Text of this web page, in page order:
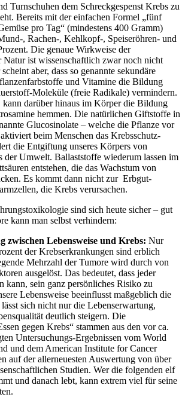
Turnschuhen dem Schreckgespenst Krebs zu
Bereits mit der einfachen Formel „fünf
pro Tag“ (mindestens 400 Gramm)
, Rachen-, Kehlkopf-, Speiseröhren- und
Die genaue Wirkweise der
Natur ist wissenschaftlich zwar noch nicht
aber, dass so genannte sekundäre
und Vitamine die Bildung
Moleküle (freie Radikale) vermindern.
darüber hinaus im Körper die Bildung
hemmen. Die natürlichen Giftstoffe in
Glucosinolate – welche die Pflanze vor
beim Menschen das Krebsschutz-
die Entgiftung unseres Körpers von
der Umwelt. Ballaststoffe wiederum lassen im
entstehen, die das Wachstum von
Es kommt dann nicht zur Erbgut-
die Krebs verursachen.
sind sich heute sicher – gut
kann man selbst verhindern:
zwischen Lebensweise und Krebs: Nur
der Krebserkrankungen sind erblich
Mehrzahl der Tumore wird durch von
ausgelöst. Das bedeutet, dass jeder
kann, sein ganz persönliches Risiko zu
Lebensweise beeinflusst maßgeblich die
sich nicht nur die Lebenserwartung,
deutlich steigern. Die
gegen Krebs“ stammen aus den vor ca.
Untersuchungs-Ergebnissen vom World
und dem American Institute for Cancer
auf der allerneuesten Auswertung von über
Studien. Wer die folgenden elf
und danach lebt, kann extrem viel für seine